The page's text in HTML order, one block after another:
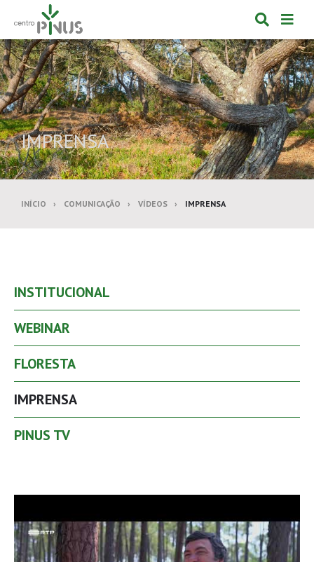
Alternar
de
de
IMPRENSA
INÍCIO COMUNICAÇÃO VÍDEOS IMPRENSA
INSTITUCIONAL
WEBINAR
FLORESTA
IMPRENSA
PINUS TV